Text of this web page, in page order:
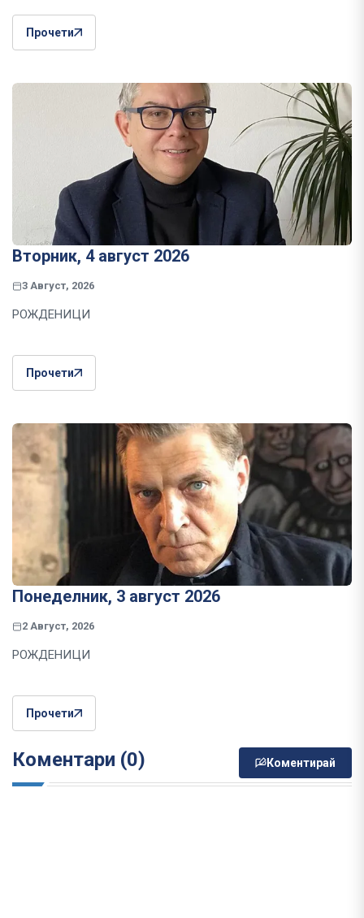
Прочети
Вторник, 4 август 2026
3 Август, 2026
РОЖДЕНИЦИ
Прочети
Понеделник, 3 август 2026
2 Август, 2026
РОЖДЕНИЦИ
Прочети
Коментари (0) Коментирай